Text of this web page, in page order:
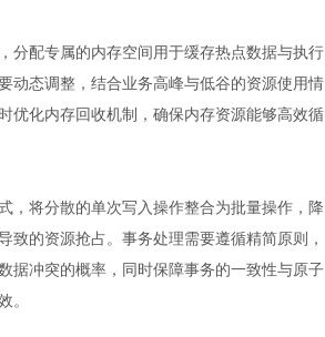
分配专属的内存空间用于缓存热点数据与执行
动态调整，结合业务高峰与低谷的资源使用情
优化内存回收机制，确保内存资源能够高效循
，将分散的单次写入操作整合为批量操作，降
的资源抢占。事务处理需要遵循精简原则，
据冲突的概率，同时保障事务的一致性与原子
。